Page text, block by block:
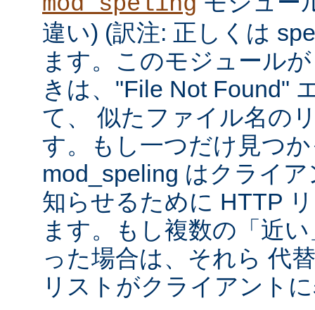
違い) (訳注: 正しくは
ます。このモジュール
きは、"File Not Found"
て、 似たファイル名の
す。もし一つだけ見つ
mod_speling はクライ
知らせるために HTTP
ます。もし複数の「近
った場合は、それら 代
リストがクライアント